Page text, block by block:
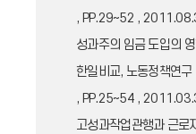
, PP.29~52 ,
성과주의 임금 도입의
한일비교, 노동정책연
, PP.25~54 ,
고성과작업관행과 근로